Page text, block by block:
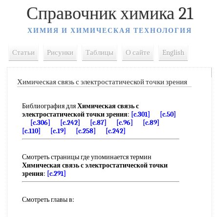
Справочник химика 21
ХИМИЯ И ХИМИЧЕСКАЯ ТЕХНОЛОГИЯ
Статьи Рисунки Таблицы О сайте English
Химическая связь с электростатической точки зрения
Библиография дляХимическая связь с
электростатической точки зрения: [c.301]
[c.50]
[c.306]
[c.242] [c.87] [c.96]
[c.89]
[c.110]
[c.19] [c.258] [c.242]
Смотреть страницы где упоминается термин
Химическая связь с электростатической точки
зрения: [c.291]
Смотреть главы в: